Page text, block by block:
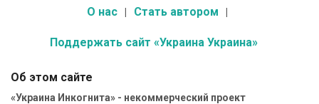
О нас Стать автором
Поддержать сайт «Украина Украина»
Об этом сайте
«Украина Инкогнита» - некоммерческий проект